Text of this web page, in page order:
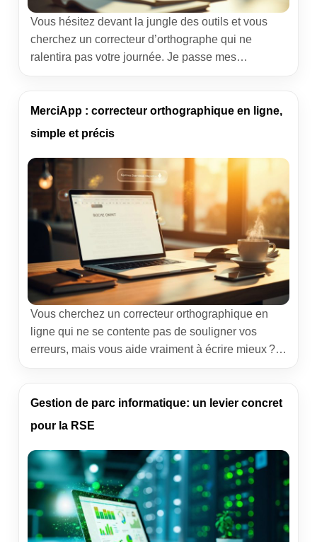
Vous hésitez devant la jungle des outils et vous
cherchez un correcteur d’orthographe qui ne
ralentira pas votre journée. Je passe mes
vous partage une méthode concrète, des retours
de terrain et un comparatif clair pour choisir un […]
MerciApp : correcteur orthographique en ligne,
simple et précis
Vous cherchez un correcteur orthographique en
ligne qui ne se contente pas de souligner vos
erreurs, mais vous aide vraiment à écrire mieux ?
des pages web, et j’y reviens pour une raison
simple : des corrections pertinentes, une interface
Gestion de parc informatique: un levier concret
pour la RSE